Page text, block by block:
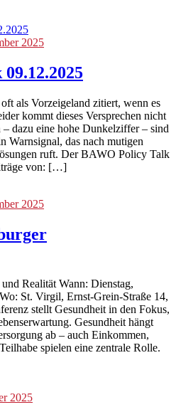
2025
als Vorzeigeland zitiert, wenn es
kommt dieses Versprechen nicht
dazu eine hohe Dunkelziffer – sind
Warnsignal, das nach mutigen
ruft. Der BAWO Policy Talk
von: […]
2025
Realität Wann: Dienstag,
St. Virgil, Ernst-Grein-Straße 14,
stellt Gesundheit in den Fokus,
Gesundheit hängt
ab – auch Einkommen,
spielen eine zentrale Rolle.
2025